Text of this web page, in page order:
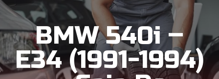
BMW 540i –
E34 (1991-1994)